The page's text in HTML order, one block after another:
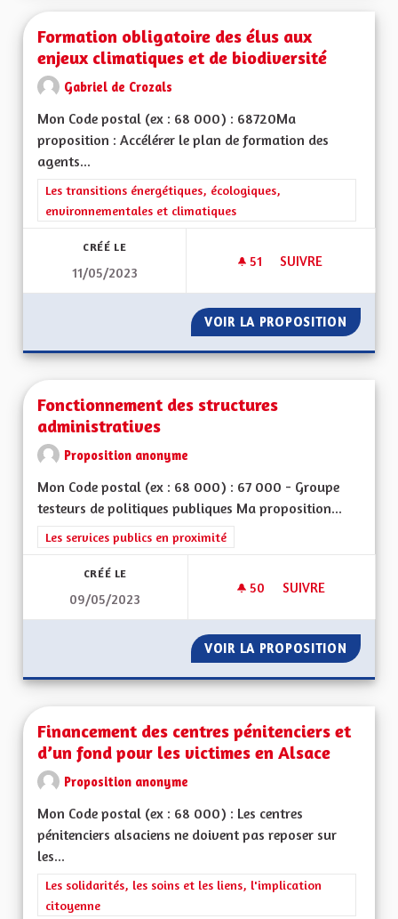
Formation obligatoire des élus aux
enjeux climatiques et de biodiversité
Gabriel de Crozals
Mon Code postal (ex : 68 000) : 68720Ma
proposition : Accélérer le plan de formation des
agents...
Filtrer les résultats de la catégorie : Les transitions
Les transitions énergétiques, écologiques,
environnementales et climatiques
CRÉÉ LE
11/05/2023
51 51 ABONNÉS
SUIVRE
VOIR LA PROPOSITION
Fonctionnement des structures
administratives
Proposition anonyme
Mon Code postal (ex : 68 000) : 67 000 - Groupe
testeurs de politiques publiques Ma proposition...
Filtrer les résultats de la catégorie : Les services publics en
Les services publics en proximité
CRÉÉ LE
09/05/2023
50 50 ABONNÉS
SUIVRE
VOIR LA PROPOSITION
Financement des centres pénitenciers et
d’un fond pour les victimes en Alsace
Proposition anonyme
Mon Code postal (ex : 68 000) : Les centres
pénitenciers alsaciens ne doivent pas reposer sur
les...
Filtrer les résultats de la catégorie : Les solidarités, les soins
Les solidarités, les soins et les liens, l'implication
citoyenne